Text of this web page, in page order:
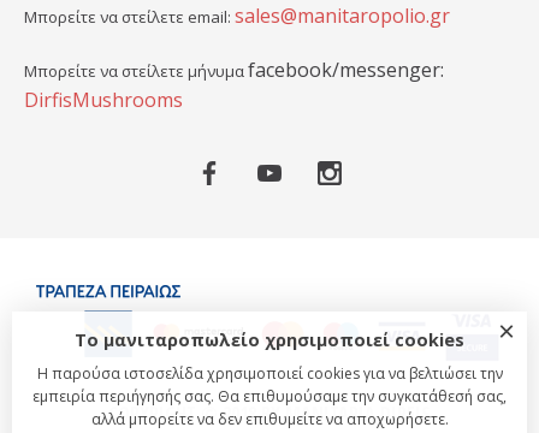
Το μανιταροπωλείο χρησιμοποιεί cookies
Η παρούσα ιστοσελίδα χρησιμοποιεί cookies για να βελτιώσει την
εμπειρία περιήγησής σας. Θα επιθυμούσαμε την συγκατάθεσή σας,
αλλά μπορείτε να δεν επιθυμείτε να αποχωρήσετε.
×
Μπορείτε να στείλετε email: sales@manitaropolio.gr
Μπορείτε να στείλετε μήνυμαfacebook/messenger:
DirfisMushrooms
COPYRIGHT © 2018 BY MANITARIA DIRFIS